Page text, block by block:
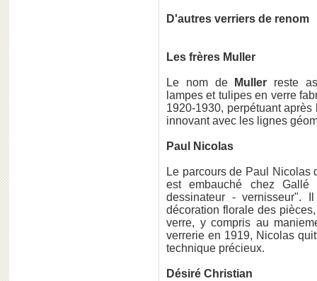
D'autres verriers de renom
Les frères Muller
Le nom de Muller reste
lampes et tulipes en verre
1920-1930, perpétuant
innovant avec les lignes
Paul Nicolas
Le parcours de Paul
est embauché chez
dessinateur - vernisseur".
décoration florale des
verre, y compris au
verrerie en 1919, Nicolas
technique précieux.
Désiré Christian